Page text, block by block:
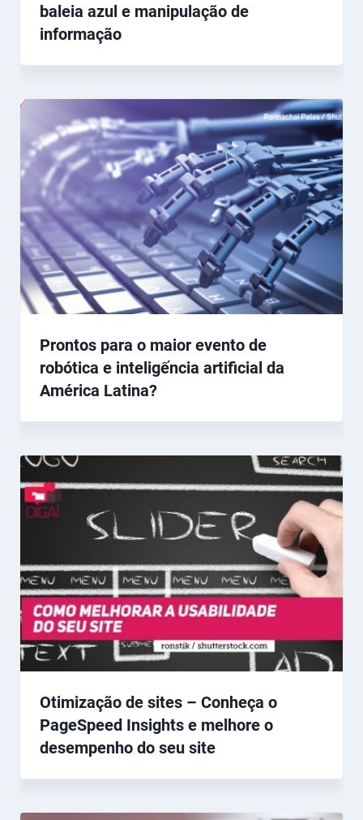
baleia azul e manipulação de
informação
Prontos para o maior evento de
robótica e inteligếncia artificial da
América Latina?
Otimização de sites – Conheça o
PageSpeed Insights e melhore o
desempenho do seu site